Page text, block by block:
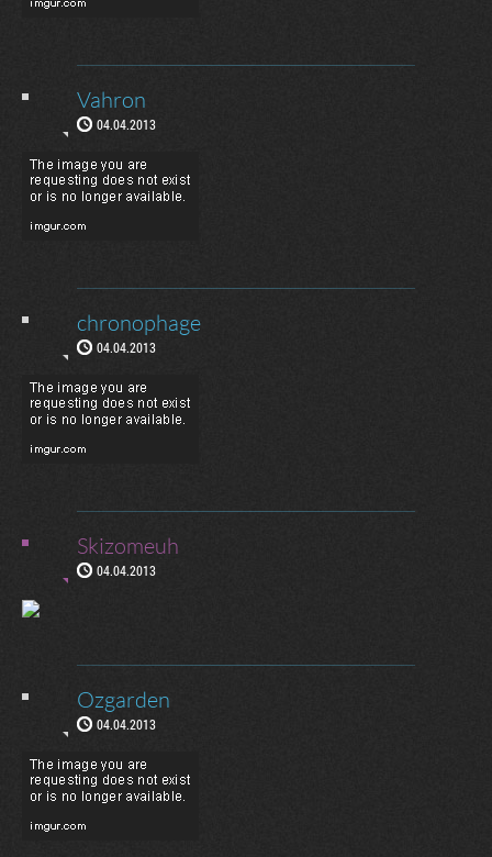
Vahron
04.04.2013
chronophage
04.04.2013
Skizomeuh
04.04.2013
Ozgarden
04.04.2013